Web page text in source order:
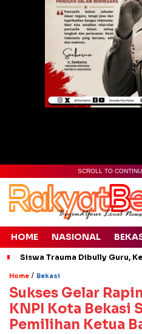
SCROLL TO
HOME NASIONAL
Siswa Trauma Dibully Guru,
Home / Bekasi
Sukses Gelar
KNPI Kota Bekasi
Pemilihan Ketua